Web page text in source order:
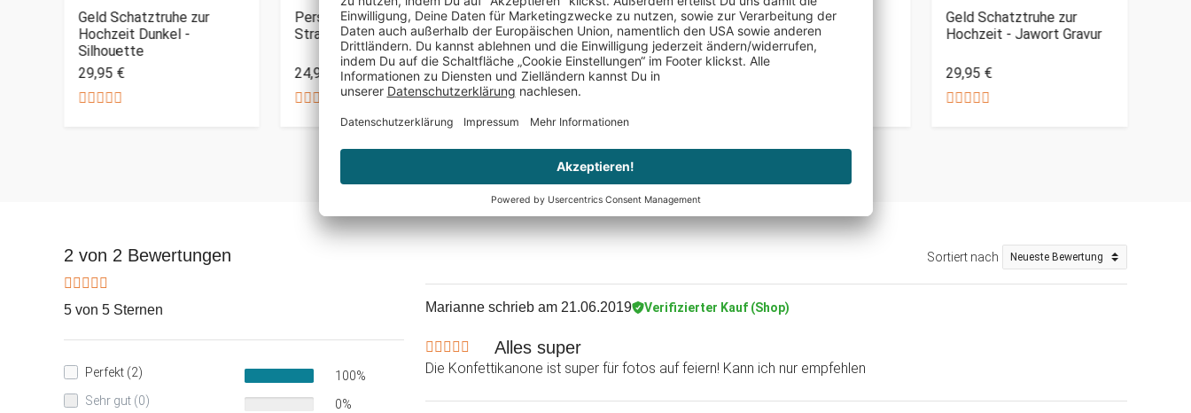
Geld Schatztruhe zur
Hochzeit Dunkel -
Silhouette
29,95 €
Personalisiertes
Straßenschild mit Namen
24,95 €
Herzen Sektgläser zur
Hochzeit - Herzen
34,95 €
Gemeinsamer Weg -
personalisiertes Bild
Geld Schatztruhe zur
Hochzeit - Jawort Gravur
29,95 €
2 von 2 Bewertungen
5 von 5 Sternen
Perfekt (2)
100%
Sehr gut (0)
0%
Sortiert nach
Marianne schrieb am 21.06.2019 Verifizierter Kauf (Shop)
Alles super
Die Konfettikanone ist super für fotos auf feiern! Kann ich nur empfehlen